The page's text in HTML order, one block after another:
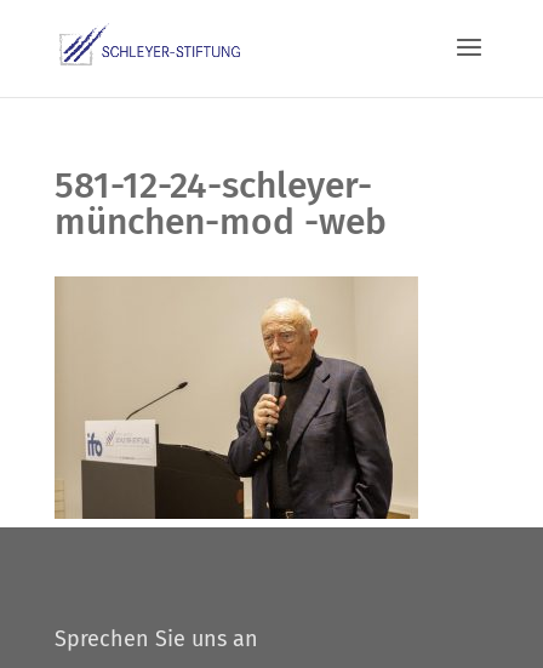
581-12-24-schleyer-
münchen-mod -web
Sprechen Sie uns an